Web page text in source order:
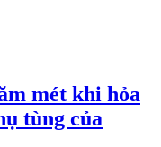
mét khi hỏa
tùng của